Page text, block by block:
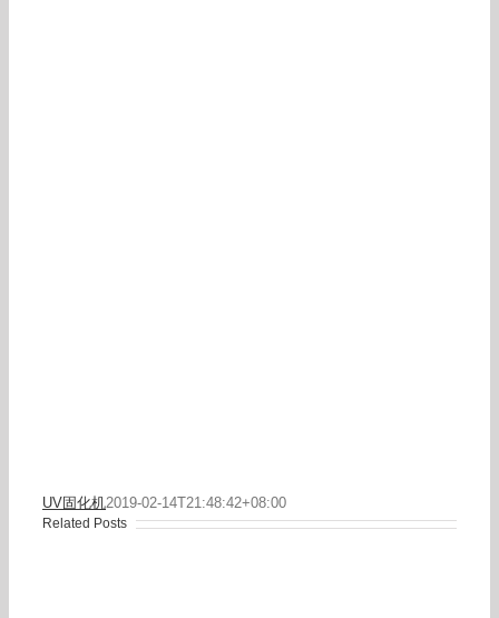
UV固化机2019-02-14T21:48:42+08:00
Related Posts